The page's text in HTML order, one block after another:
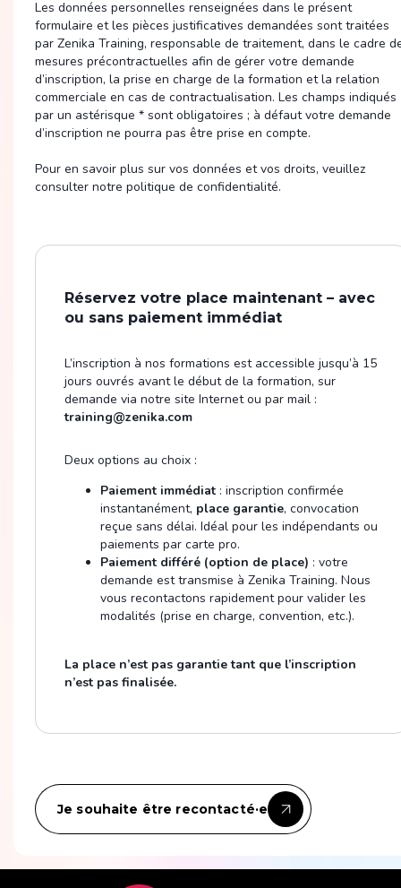
Les données personnelles renseignées dans le présent
formulaire et les pièces justificatives demandées sont traitées
par Zenika Training, responsable de traitement, dans le cadre
mesures précontractuelles afin de gérer votre demande
d’inscription, la prise en charge de la formation et la relation
commerciale en cas de contractualisation. Les champs indiqués
par un astérisque * sont obligatoires ; à défaut votre demande
d’inscription ne pourra pas être prise en compte.
Pour en savoir plus sur vos données et vos droits, veuillez
consulter notre politique de confidentialité.
Réservez votre place maintenant – avec
ou sans paiement immédiat
L’inscription à nos formations est accessible jusqu’à 15
jours ouvrés avant le début de la formation, sur
demande via notre site Internet ou par mail :
training@zenika.com
Deux options au choix :
Paiement immédiat : inscription confirmée
instantanément, place garantie, convocation
reçue sans délai. Idéal pour les indépendants ou
paiements par carte pro.
Paiement différé (option de place) : votre
demande est transmise à Zenika Training. Nous
vous recontactons rapidement pour valider les
modalités (prise en charge, convention, etc.).
La place n’est pas garantie tant que l’inscription
n’est pas finalisée.
Je souhaite être recontacté·e